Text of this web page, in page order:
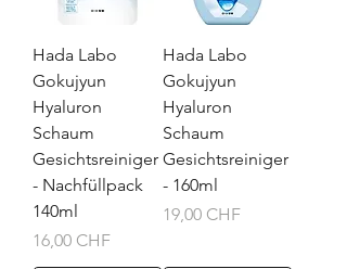
Hada Labo
Gokujyun
Hyaluron
Schaum
Gesichtsreiniger
- Nachfüllpack
140ml
Preis
16,00 CHF
Hada Labo
Gokujyun
Hyaluron
Schaum
Gesichtsreiniger
- 160ml
Preis
19,00 CHF